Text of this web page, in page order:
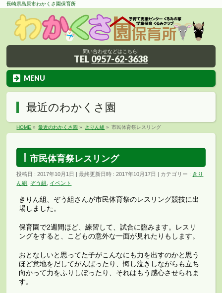
長崎県島原市わかくさ園保育所
問い合わせなどはこちら!
TEL 0957-62-3638
MENU
最近のわかくさ園
HOME » 最近のわかくさ園 » きりん組 » 市民体育祭レスリング
市民体育祭レスリング
投稿日 : 2017年10月1日 最終更新日時 : 2017年10月17日 カテゴリー : きり
ん組 ,ぞう組 イベント
きりん組、ぞう組さんが市民体育祭のレスリング競技に出
場しました。
保育園で2週間ほど、練習して、試合に臨みます。レスリ
ングをすると、こどもの意外な一面が見れたりもします。
おとなしいと思ってた子がこんなにも力を出すのかと思う
ほど意地をだしてがんばったり、悔し泣きしながらも立ち
向かって力をふりしぼったり、それはもう感心させられま
す。